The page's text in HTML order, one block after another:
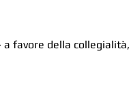
favore della collegialità,